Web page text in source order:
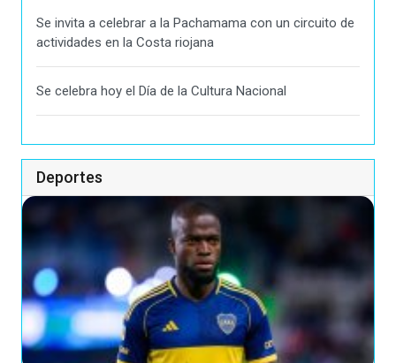
Se invita a celebrar a la Pachamama con un circuito de
actividades en la Costa riojana
Se celebra hoy el Día de la Cultura Nacional
Deportes